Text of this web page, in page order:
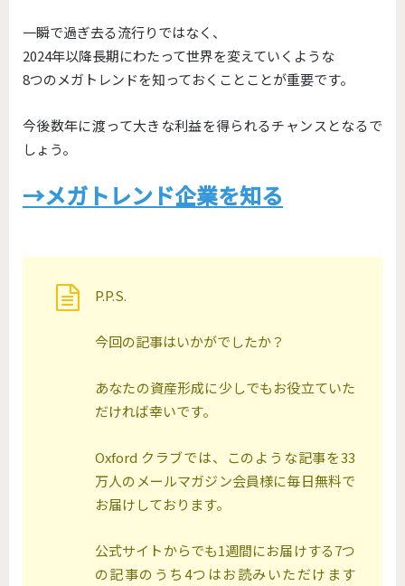
一瞬で過ぎ去る流行りではなく、
2024年以降長期にわたって世界を変えていくような
8つのメガトレンドを知っておくことことが重要です。
今後数年に渡って大きな利益を得られるチャンスとなるで
しょう。
→メガトレンド企業を知る
P.P.S.
今回の記事はいかがでしたか？
あなたの資産形成に少しでもお役立ていた
だければ幸いです。
Oxford クラブでは、このような記事を33
万人のメールマガジン会員様に毎日無料で
お届けしております。
公式サイトからでも1週間にお届けする7つ
の記事のうち4つはお読みいただけます